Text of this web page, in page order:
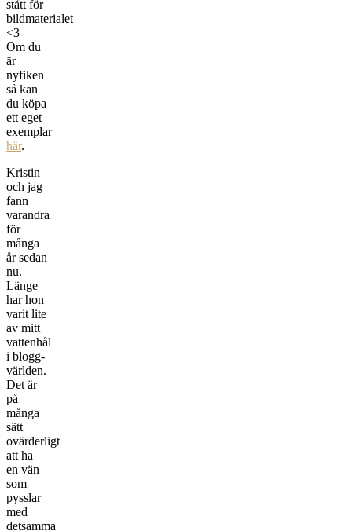
stått för
bildmaterialet
<3
Om du
är
nyfiken
så kan
du köpa
ett eget
exemplar
här.
Kristin
och jag
fann
varandra
för
många
år sedan
nu.
Länge
har hon
varit lite
av mitt
vattenhål
i blogg-
världen.
Det är
på
många
sätt
ovärderligt
att ha
en vän
som
pysslar
med
detsamma